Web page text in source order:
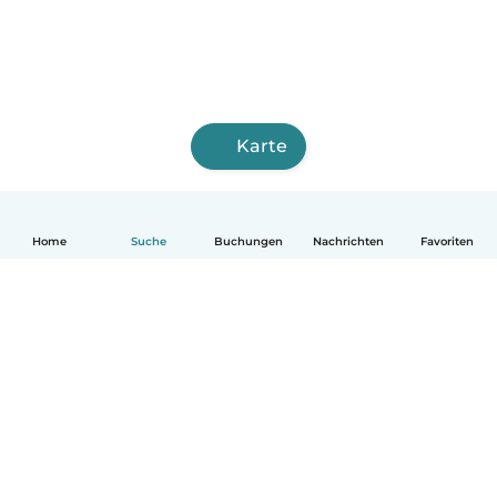
Home Suche Buchungen Nachrichten Favoriten
Karte